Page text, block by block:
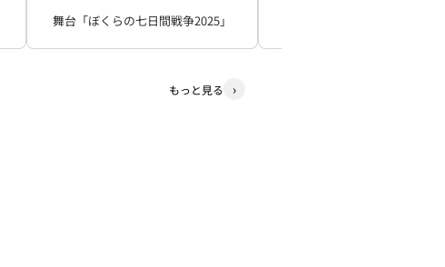
舞台「ぼくらの七日間戦争2025」
もっと見る